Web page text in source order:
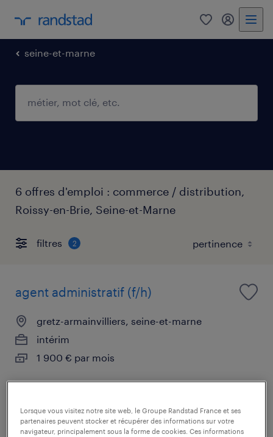
0 mon
seine-et-marne
6 offres d'emploi : commerce / distribution,
Roissy-en-Brie, Seine-et-Marne
filtres 2
agent administratif (f/h)
gretz-armainvilliers, seine-et-marne
intérim
1 900 € par mois
publié le 6 août 2026
Lorsque vous visitez notre site web, le Groupe Randstad France et ses
partenaires peuvent stocker et récupérer des informations sur votre
navigateur, principalement sous la forme de cookies. Ces informations